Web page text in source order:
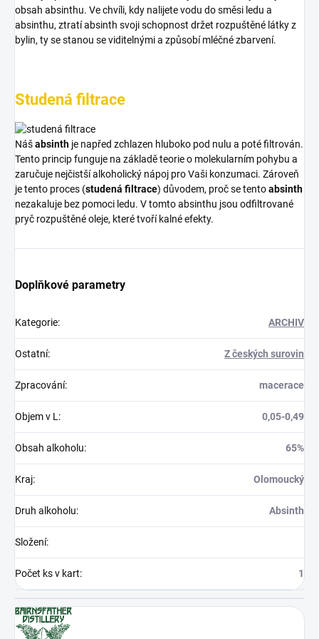
obsah absinthu. Ve chvíli, kdy nalijete vodu do směsi ledu a
absinthu, ztratí absinth svoji schopnost držet rozpuštěné látky z
bylin, ty se stanou se viditelnými a způsobí mléčné zbarvení.
Studená filtrace
Nášabsinth je napřed zchlazen hluboko pod nulu a poté filtrován.
Tento princip funguje na základě teorie o molekularním pohybu a
zaručuje nejčistší alkoholický nápoj pro Vaši konzumaci. Zároveň
je tento proces (studená filtrace) důvodem, proč se tentoabsinth
nezakaluje bez pomoci ledu. V tomto absinthu jsou odfiltrované
pryč rozpuštěné oleje, které tvoří kalné efekty.
Doplňkové parametry
Kategorie: ARCHIV
Ostatní: Z českých surovin
Zpracování: macerace
Objem v L : 0,05-0,49
Obsah alkoholu: 65%
Kraj: Olomoucký
Druh alkoholu: Absinth
Složení:
Počet ks v kart: 1